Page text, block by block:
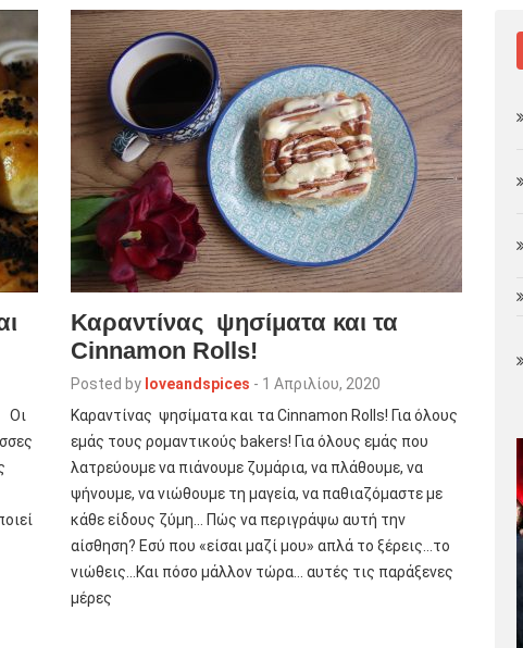
Οι
Καραντίνας ψησίματα και τα
Cinnamon Rolls!
Posted by loveandspices - 1 Απριλίου, 2020
Καραντίνας ψησίματα και τα Cinnamon Rolls! Για όλους
εμάς τους ρομαντικούς bakers! Για όλους εμάς που
λατρεύουμε να πιάνουμε ζυμάρια, να πλάθουμε, να
ψήνουμε, να νιώθουμε τη μαγεία, να παθιαζόμαστε με
κάθε είδους ζύμη… Πώς να περιγράψω αυτή την
αίσθηση? Εσύ που «είσαι μαζί μου» απλά το ξέρεις…το
νιώθεις…Και πόσο μάλλον τώρα… αυτές τις παράξενες
μέρες